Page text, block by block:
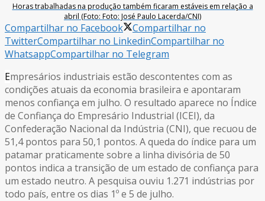
Horas trabalhadas na produção também ficaram estáveis em relação a
abril (Foto: Foto: José Paulo Lacerda/CNI)
Compartilhar no Facebook
Compartilhar no
TwitterCompartilhar no LinkedinCompartilhar no
WhatsappCompartilhar no Telegram
Empresários industriais estão descontentes com as
condições atuais da economia brasileira e apontaram
menos confiança em julho. O resultado aparece no Índice
de Confiança do Empresário Industrial (ICEI), da
Confederação Nacional da Indústria (CNI), que recuou de
51,4 pontos para 50,1 pontos. A queda do índice para um
patamar praticamente sobre a linha divisória de 50
pontos indica a transição de um estado de confiança para
um estado neutro. A pesquisa ouviu 1.271 indústrias por
todo país, entre os dias 1º e 5 de julho.